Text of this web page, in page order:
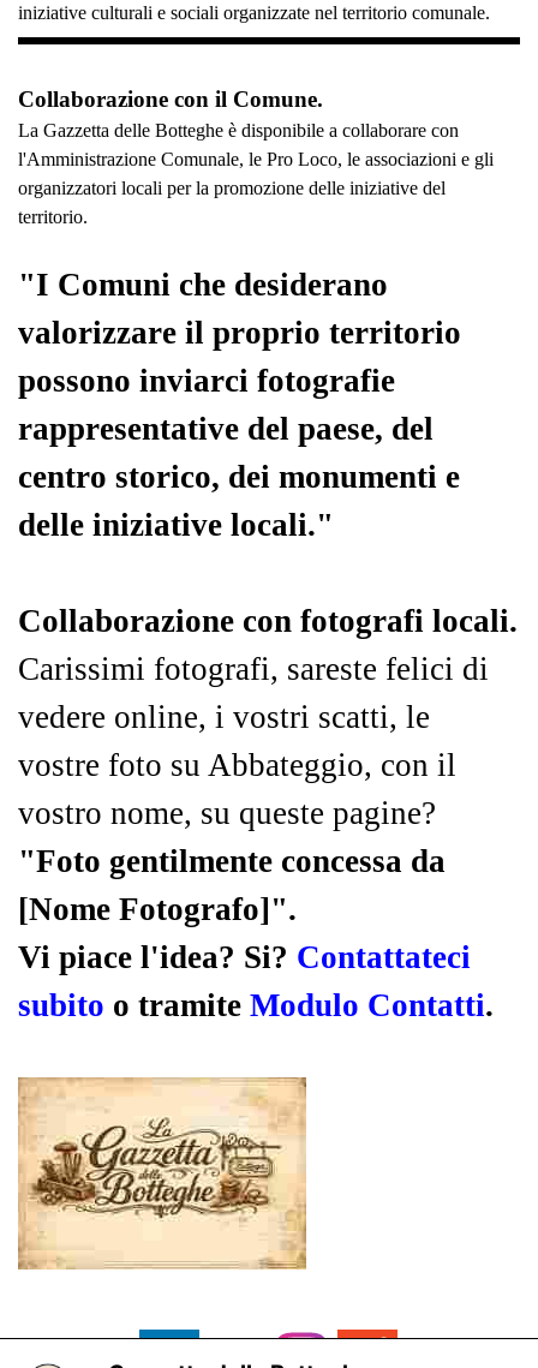
iniziative culturali e sociali organizzate nel territorio comunale.
Collaborazione con il Comune.
La Gazzetta delle Botteghe è disponibile a collaborare con
l'Amministrazione Comunale, le Pro Loco, le associazioni e gli
organizzatori locali per la promozione delle iniziative del
territorio.
"I Comuni che desiderano
valorizzare il proprio territorio
possono inviarci fotografie
rappresentative del paese, del
centro storico, dei monumenti e
delle iniziative locali."
Collaborazione con fotografi locali.
Carissimi fotografi, sareste felici di
vedere online, i vostri scatti, le
vostre foto su Abbateggio, con il
vostro nome, su queste pagine?
"Foto gentilmente concessa da
[Nome Fotografo]".
Vi piace l'idea? Si? Contattateci
subito o tramite Modulo Contatti.